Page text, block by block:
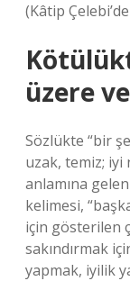
(Kâtip
üzere
Sözlükte “bir
uzak, temiz; iyi
anlamına
kelimesi,
için gösterilen
sakındırmak
yapmak, iyilik